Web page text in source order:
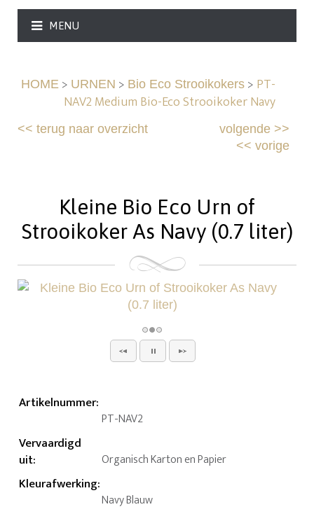
MENU
HOME> URNEN > Bio Eco Strooikokers> PT-
NAV2 Medium Bio-Eco Strooikoker Navy
<<terug naar overzicht volgende>>
<< vorige
Kleine Bio Eco Urn of
Strooikoker As Navy (0.7 liter)
Artikelnummer:
PT-NAV2
Vervaardigd
uit: Organisch Karton en Papier
Kleurafwerking:
Navy Blauw